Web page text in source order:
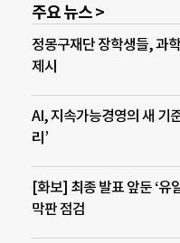
주요 뉴스 >
정몽구재단 장학생들, 과
제시
AI, 지속가능경영의 새 기
리’
[화보] 최종 발표 앞둔 ‘유
막판 점검